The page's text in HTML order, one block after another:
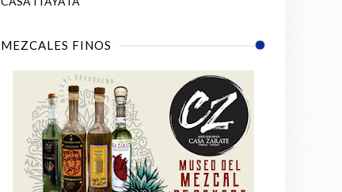
MEZCALES FINOS